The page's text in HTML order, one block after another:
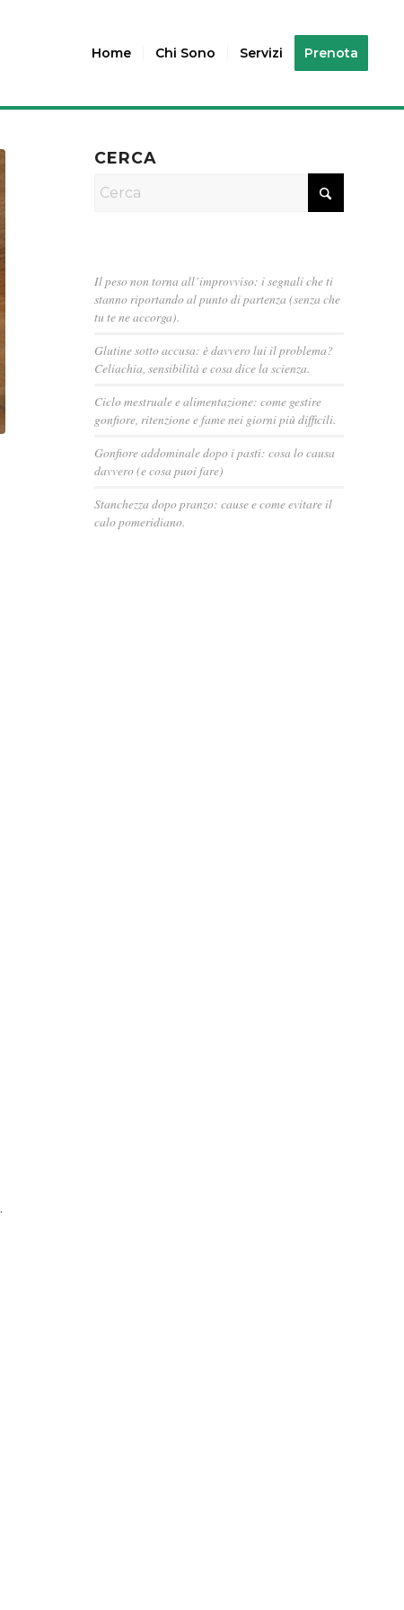
Home Chi Sono Servizi Prenota
.
CERCA
Il peso non torna all’improvviso: i segnali che ti
stanno riportando al punto di partenza (senza che
tu te ne accorga).
Glutine sotto accusa: è davvero lui il problema?
Celiachia, sensibilità e cosa dice la scienza.
Ciclo mestruale e alimentazione: come gestire
gonfiore, ritenzione e fame nei giorni più difficili.
Gonfiore addominale dopo i pasti: cosa lo causa
davvero (e cosa puoi fare)
Stanchezza dopo pranzo: cause e come evitare il
calo pomeridiano.